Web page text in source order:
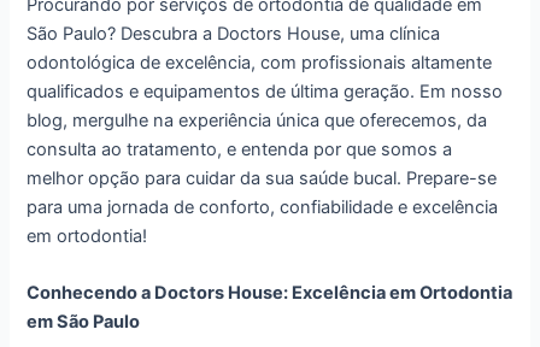
São Paulo? Descubra a Doctors House, uma clínica
odontológica de excelência, com profissionais altamente
qualificados e equipamentos de última geração. Em nosso
blog, mergulhe na experiência única que oferecemos, da
consulta ao tratamento, e entenda por que somos a
melhor opção para cuidar da sua saúde bucal. Prepare-se
para uma jornada de conforto, confiabilidade e excelência
em ortodontia!
Conhecendo a Doctors House: Excelência em Ortodontia
em São Paulo